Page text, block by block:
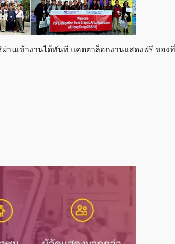
านเข้างานได้ทันที แคตตาล็อกงานแสดงฟรี ของที่